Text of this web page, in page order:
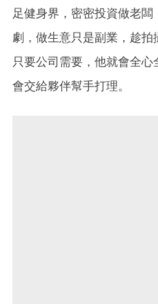
足健身界，密密投資做老
劇，做生意只是副業，趁
只要公司需要，他就會全
會交給夥伴幫手打理。